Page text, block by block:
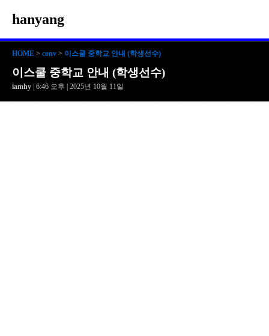
hanyang
HOME > conv > 이스쿨 중학교 안내 (학생선수)
이스쿨 중학교 안내 (학생선수)
iamhy | 6:46 오후 | 2025년 10월 11일